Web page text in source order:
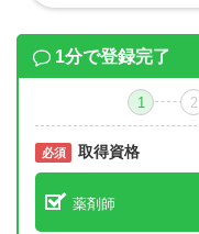
1分で登録完了
1 2
必須 取得資格
薬剤師